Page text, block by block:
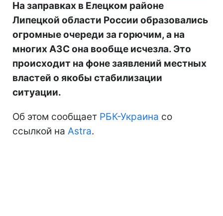
На заправках в Елецком районе
Липецкой области России образовались
огромные очереди за горючим, а на
многих АЗС она вообще исчезла. Это
происходит на фоне заявлений местных
властей о якобы стабилизации
ситуации.
Об этом сообщает РБК-Украина со
ссылкой на Astra.